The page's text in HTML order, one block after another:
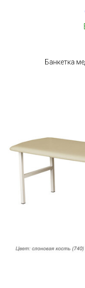
Банкетка